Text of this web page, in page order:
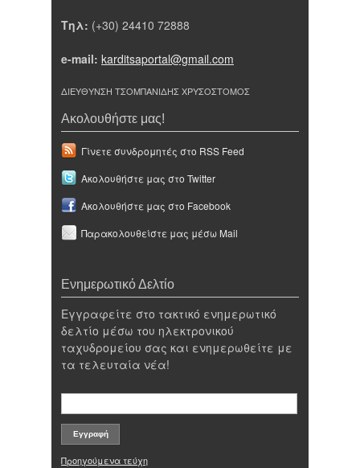
Τηλ: (+30) 24410 72888
e-mail: karditsaportal@gmail.com
ΔΙΕΥΘΥΝΣΗ ΤΣΟΜΠΑΝΙΔΗΣ ΧΡΥΣΟΣΤΟΜΟΣ
Ακολουθήστε μας!
Γίνετε συνδρομητές στο RSS Feed
Ακολουθήστε μας στο Twitter
Ακολουθήστε μας στο Facebook
Παρακολουθείστε μας μέσω Mail
Ενημερωτικό Δελτίο
Εγγραφείτε στο τακτικό ενημερωτικό
δελτίο μέσω του ηλεκτρονικού
ταχυδρομείου σας και ενημερωθείτε με
τα τελευταία νέα!
Προηγούμενα τεύχη